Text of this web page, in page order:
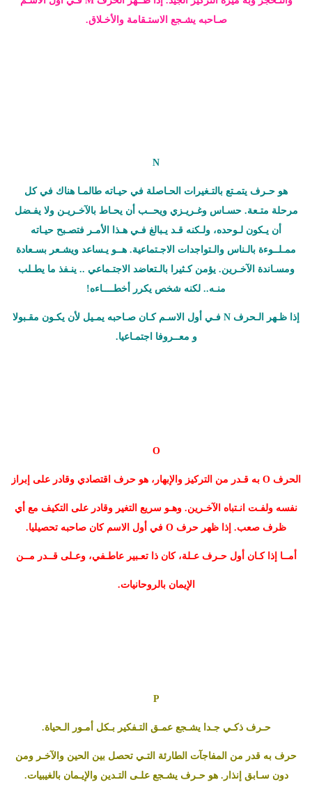
صـاحبه يشـجع الاستـقامة والأخـلاق.
N
هو حـرف يتمـتع بالتـغيرات الحـاصلة في حيـاته طالمـا هناك في كل
مرحلة متـعة. حسـاس وغـريـزي ويحــب أن يحـاط بالآخـريـن ولا يفـضل
أن يـكون لـوحده، ولـكنه قـد يـبالغ فـي هـذا الأمـر فتصـبح حيـاته
ممـلــوءة بالـناس والـتواجدات الاجـتماعية. هــو يـساعد ويشـعر بسـعادة
ومسـاندة الآخـرين. يؤمن كـثيرا بالـتعاضد الاجتـماعي .. ينـفذ ما يطـلب
منـه.. لكنه شخص يكرر أخطــــاءه!
إذا ظـهر الـحرف N فـي أول الاسـم كـان صـاحبه يمـيل لأن يكـون مقـبولا
و معــروفا اجتمـاعيا.
O
الحرف O به قـدر من التركيز والإبهار، هو حرف اقتصادي وقادر على إبراز
نفسه ولفـت انـتباه الآخـرين. وهـو سريع التغير وقادر على التكيف مع أي
ظرف صعب. إذا ظهر حرف O في أول الاسم كان صاحبه تحصيليا.
أمــا إذا كـان أول حـرف عـلة، كان ذا تعـبير عاطـفي، وعـلى قــدر مــن
الإيمان بالروحانيات.
P
حـرف ذكـي جـدا يشـجع عمـق التـفكير بـكل أمـور الـحياة.
حرف به قدر من المفاجآت الطارئة التـي تحصل بين الحين والآخـر ومن
دون سـابق إنذار. هو حـرف يشـجع علـى التـدين والإيـمان بالغيبيات.